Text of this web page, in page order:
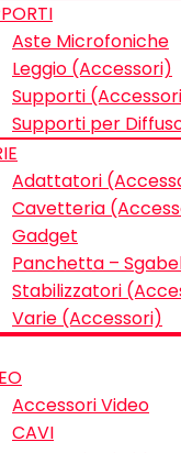
Aste Microfoniche
Leggio (Accessori)
Supporti
Supporti per
Adattatori
Cavetteria
Gadget
Panchetta –
Stabilizzatori
Varie (Accessori)
Accessori Video
CAVI